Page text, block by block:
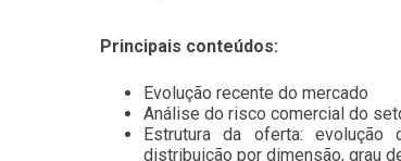
Principais conteúdos:
Evolução recente do mercado
Análise do risco comercial do
Estrutura da oferta: evolução
distribuição por dimensão, grau